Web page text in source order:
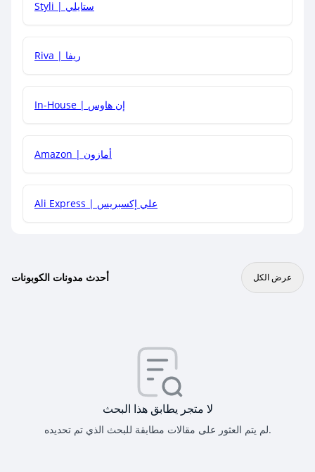
هل يمكنني جمع كود خصم مع العروض الأخرى؟
Styli | ستايلي
Riva | ريفا
In-House | إن هاوس
Amazon | أمازون
Ali Express | علي إكسبريس
أحدث مدونات الكوبونات عرض الكل
لا متجر يطابق هذا البحث
لم يتم العثور على مقالات مطابقة للبحث الذي تم تحديده.